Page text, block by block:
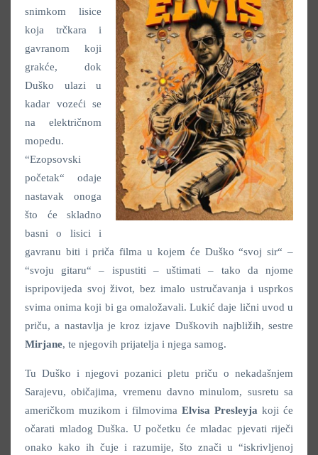
snimkom lisice
koja trčkara i
gavranom koji
grakće, dok
Duško ulazi u
kadar vozeći se
na električnom
mopedu.
“Ezopsovski
početak“ odaje
nastavak onoga
što će skladno
basni o lisici i
gavranu biti i priča filma u kojem će Duško “svoj sir“ –
“svoju gitaru“ – ispustiti – uštimati – tako da njome
ispripovijeda svoj život, bez imalo ustručavanja i usprkos
svima onima koji bi ga omaložavali. Lukić daje lični uvod u
priču, a nastavlja je kroz izjave Duškovih najbližih, sestre
Mirjane, te njegovih prijatelja i njega samog.
Tu Duško i njegovi pozanici pletu priču o nekadašnjem
Sarajevu, običajima, vremenu davno minulom, susretu sa
američkom muzikom i filmovima Elvisa Presleyja koji će
očarati mladog Duška. U početku će mladac pjevati riječi
onako kako ih čuje i razumije, što znači u “iskrivljenoj